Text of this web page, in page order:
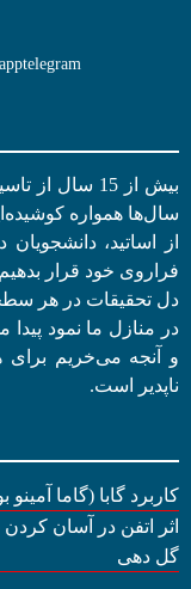
telegram
بیش از 15
سال‌ها همواره
از اساتید،
فراروی خود قرار
دل تحقیقات در هر
در منازل ما نمود
و آنجه می‌خریم برای
ناپدیر است.
کاربرد گابا (گاما
اثر اتفن در آسان کردن
گل دهی